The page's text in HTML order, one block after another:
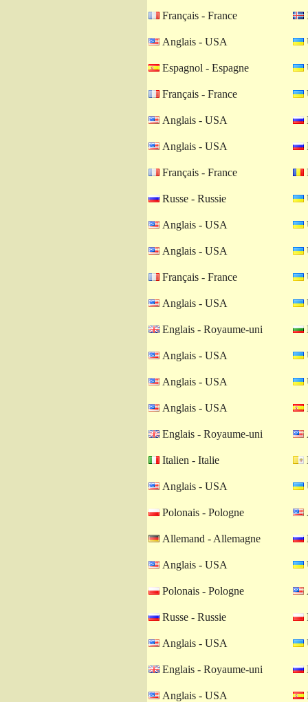
Français - France
Anglais - USA
Espagnol - Espagne
Français - France
Anglais - USA
Anglais - USA
Français - France
Russe - Russie
Anglais - USA
Anglais - USA
Français - France
Anglais - USA
Englais - Royaume-uni
Anglais - USA
Anglais - USA
Anglais - USA
Englais - Royaume-uni
Italien - Italie
Anglais - USA
Polonais - Pologne
Allemand - Allemagne
Anglais - USA
Polonais - Pologne
Russe - Russie
Anglais - USA
Englais - Royaume-uni
Anglais - USA